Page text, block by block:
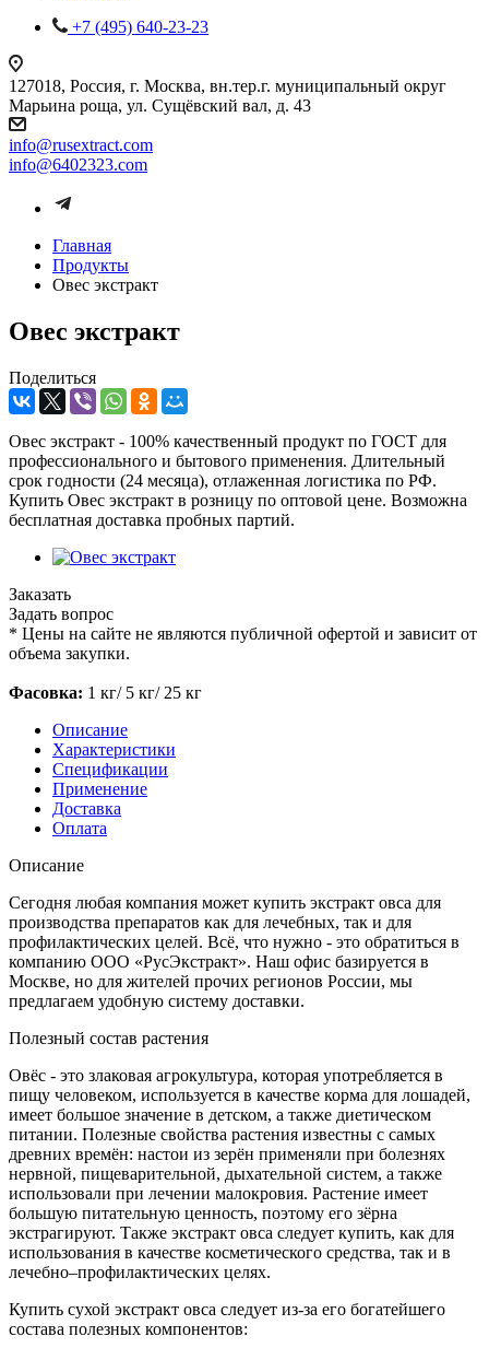
+7 (495) 640-23-23
127018, Россия, г. Москва, вн.тер.г. муниципальный округ
Марьина роща, ул. Сущёвский вал, д. 43
info@rusextract.com
info@6402323.com
Главная
Продукты
Овес экстракт
Овес экстракт
Поделиться
Овес экстракт - 100% качественный продукт по ГОСТ для
профессионального и бытового применения. Длительный
срок годности (24 месяца), отлаженная логистика по РФ.
Купить Овес экстракт в розницу по оптовой цене. Возможна
бесплатная доставка пробных партий.
Заказать
Задать вопрос
* Цены на сайте не являются публичной офертой и зависит от
объема закупки.
Фасовка: 1 кг/ 5 кг/ 25 кг
Описание
Характеристики
Спецификации
Применение
Доставка
Оплата
Описание
Сегодня любая компания может купить экстракт овса для
производства препаратов как для лечебных, так и для
профилактических целей. Всё, что нужно - это обратиться в
компанию ООО «РусЭкстракт». Наш офис базируется в
Москве, но для жителей прочих регионов России, мы
предлагаем удобную систему доставки.
Полезный состав растения
Овёс - это злаковая агрокультура, которая употребляется в
пищу человеком, используется в качестве корма для лошадей,
имеет большое значение в детском, а также диетическом
питании. Полезные свойства растения известны с самых
древних времён: настои из зерён применяли при болезнях
нервной, пищеварительной, дыхательной систем, а также
использовали при лечении малокровия. Растение имеет
большую питательную ценность, поэтому его зёрна
экстрагируют. Также экстракт овса следует купить, как для
использования в качестве косметического средства, так и в
лечебно–профилактических целях.
Купить сухой экстракт овса следует из-за его богатейшего
состава полезных компонентов: